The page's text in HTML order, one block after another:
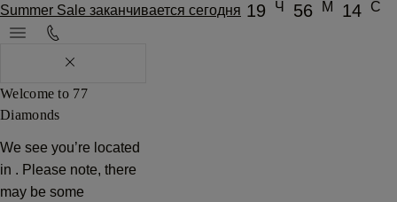
Summer Sale заканчивается сегодня 19 Ч 56 М 14 С
Welcome to 77
Diamonds
We see you’re located
in . Please note, there
may be some